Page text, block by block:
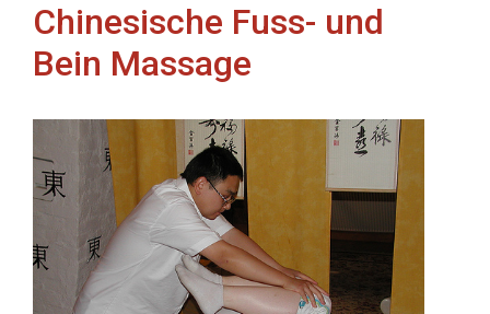
Chinesische Fuss- und
Bein Massage